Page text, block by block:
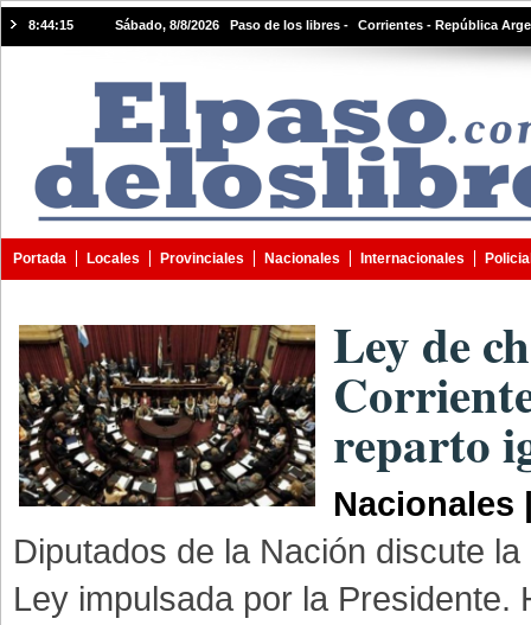
8:44:15 Sábado, 8/8/2026 Paso de los libres - Corrientes - República
Portada Locales Provinciales Nacionales Internacionales
Ley de
reparto
Nacionales
Diputados de la Nación discute
Ley impulsada por la Presidente.